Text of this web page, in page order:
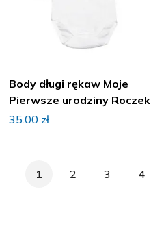
Body długi rękaw Moje
Pierwsze urodziny Roczek
35.00 zł
1 2 3 4